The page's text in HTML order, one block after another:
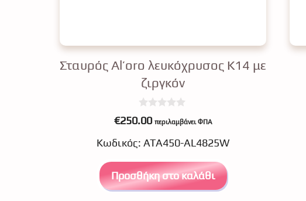
Σταυρός Al’oro λευκόχρυσος Κ14 με
ζιργκόν
0
o
t
5
€250.00 περιλαμβάνει ΦΠΑ
Κωδικός: ΑΤΑ450-AL4825W
Προσθήκη στο καλάθι